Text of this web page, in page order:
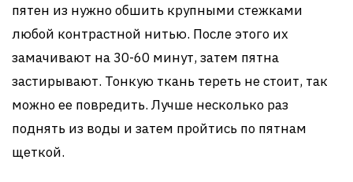
пятен из нужно обшить крупными стежками
любой контрастной нитью. После этого их
замачивают на 30-60 минут, затем пятна
застирывают. Тонкую ткань тереть не стоит, так
можно ее повредить. Лучше несколько раз
поднять из воды и затем пройтись по пятнам
щеткой.